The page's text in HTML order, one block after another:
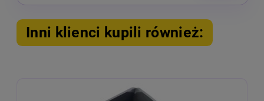
Inni klienci kupili również: